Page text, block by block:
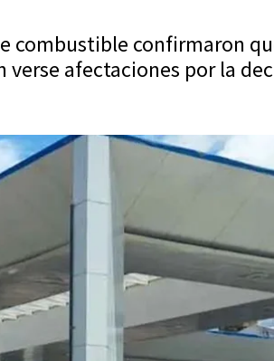
combustible confirmaron
afectaciones por la